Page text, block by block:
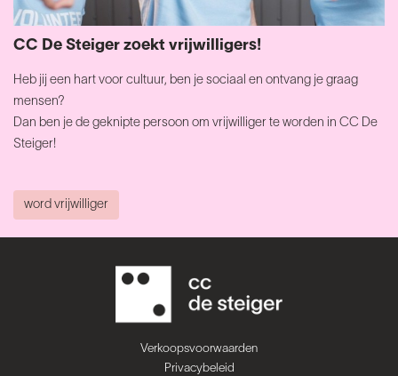
CC De Steiger zoekt vrijwilligers!
Heb jij een hart voor cultuur, ben je sociaal en ontvang je graag
mensen?
Dan ben je de geknipte persoon om vrijwilliger te worden in CC De
Steiger!
word vrijwilliger
Verkoopsvoorwaarden
Privacybeleid